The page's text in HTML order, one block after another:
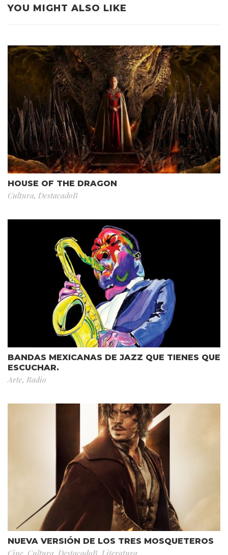
YOU MIGHT ALSO LIKE
HOUSE OF THE DRAGON
Cultura, DestacadoB
BANDAS MEXICANAS DE JAZZ QUE TIENES QUE
ESCUCHAR.
Arte, Radio
NUEVA VERSIÓN DE LOS TRES MOSQUETEROS